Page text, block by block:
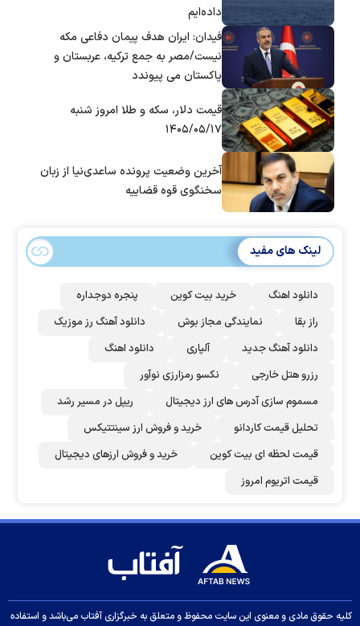
داده‌ایم
فیدان: ایران هدف پیمان دفاعی مکه
نیست/مصر به جمع ترکیه، عربستان و
پاکستان می پیوندد
قیمت دلار، سکه و طلا امروز شنبه
۱۴۰۵/۰۵/۱۷
آخرین وضعیت پرونده ساعدی‌نیا از زبان
سخنگوی قوه قضاییه
لینک های مفید
دانلود اهنگ خرید بیت کوین
پنجره دوجداره
راز بقا
نمایندگی مجاز بوش
دانلود آهنگ رز‌ موزیک
دانلود آهنگ جدید
آلپاری
دانلود اهنگ
رزرو هتل خارجی
نکسو رمزارزی نوآور
مسموم سازی آدرس های ارز دیجیتال
ریپل در مسیر رشد
تحلیل قیمت کاردانو
خرید و فروش ارز سینتتیکس
قیمت لحظه ای بیت کوین
خرید و فروش ارزهای دیجیتال
قیمت اتریوم امروز
کلیه حقوق مادی و معنوی این سایت محفوظ و متعلق به خبرگزاری آفتاب می‌باشد و استفاده